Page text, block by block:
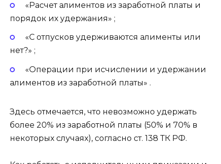
«Расчет алиментов из заработной платы и
порядок их удержания» ;
«С отпусков удерживаются алименты или
нет?» ;
«Операции при исчислении и удержании
алиментов из заработной платы» .
Здесь отмечается, что невозможно удержать
более 20% из заработной платы (50% и 70% в
некоторых случаях), согласно ст. 138 ТК РФ.